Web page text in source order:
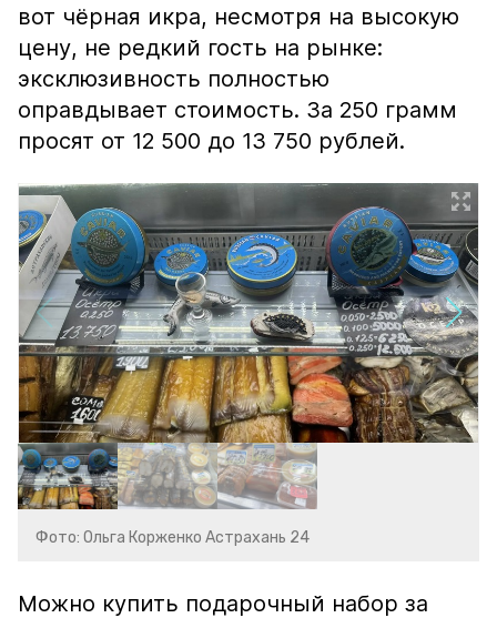
вот чёрная икра, несмотря на высокую
цену, не редкий гость на рынке:
эксклюзивность полностью
оправдывает стоимость. За 250 грамм
просят от 12 500 до 13 750 рублей.
Фото: Ольга Корженко Астрахань 24
Можно купить подарочный набор за